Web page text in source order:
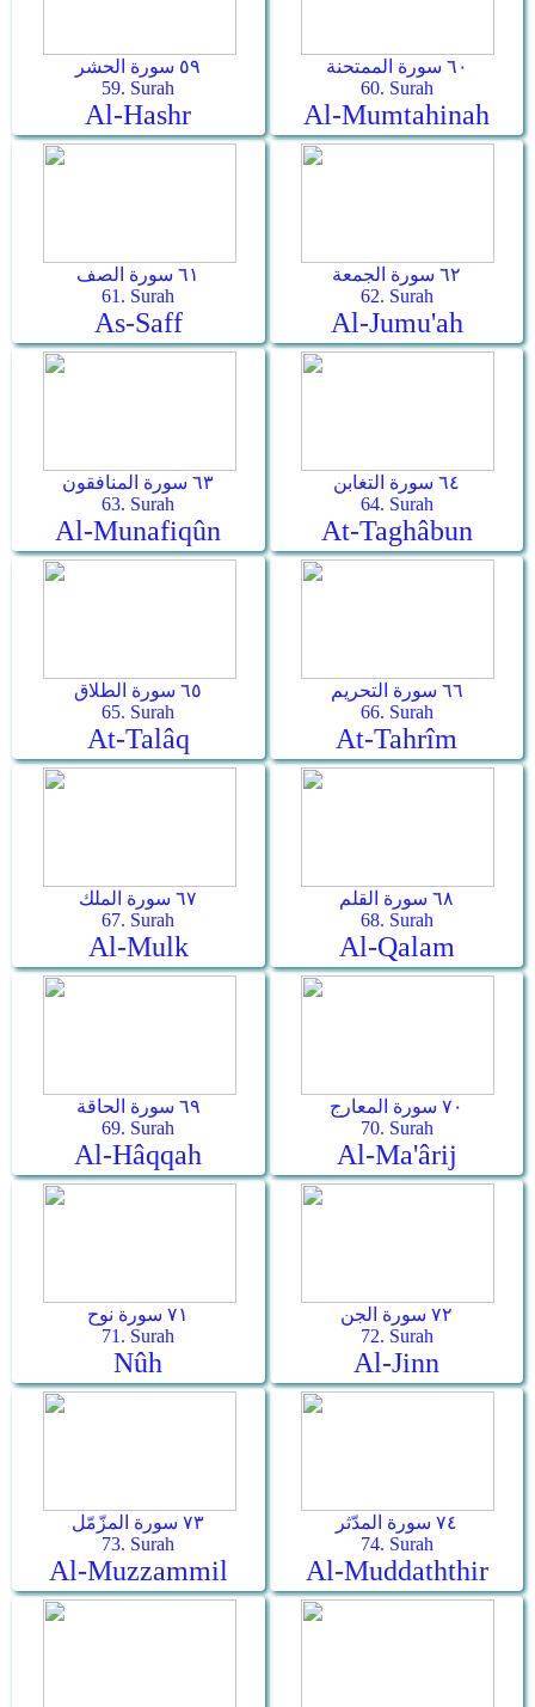
٥٩ سورة الحشر
59. Surah
Al-Hashr
٦٠ سورة الممتحنة
60. Surah
Al-Mumtahinah
٦١ سورة الصف
61. Surah
As-Saff
٦٢ سورة الجمعة
62. Surah
Al-Jumu'ah
٦٣ سورة المنافقون
63. Surah
Al-Munafiqûn
٦٤ سورة التغابن
64. Surah
At-Taghâbun
٦٥ سورة الطلاق
65. Surah
At-Talâq
٦٦ سورة التحريم
66. Surah
At-Tahrîm
٦٧ سورة الملك
67. Surah
Al-Mulk
٦٨ سورة القلم
68. Surah
Al-Qalam
٦٩ سورة الحاقة
69. Surah
Al-Hâqqah
٧٠ سورة المعارج
70. Surah
Al-Ma'ârij
٧١ سورة نوح
71. Surah
Nûh
٧٢ سورة الجن
72. Surah
Al-Jinn
٧٣ سورة المزّمّل
73. Surah
Al-Muzzammil
٧٤ سورة المدّثر
74. Surah
Al-Muddaththir